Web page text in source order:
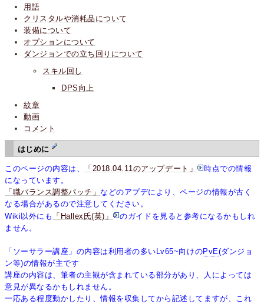
用語
クリスタルや消耗品について
装備について
オプションについて
ダンジョンでの立ち回りについて
スキル回し
DPS向上
紋章
動画
コメント
はじめに
このページの内容は、 「2018.04.11のアップデート」
時点での情報
になっています。
「職バランス調整パッチ」などのアプデにより、ページの情報が古く
なる場合があるので注意してください。
Wiki以外にも 「Hallex氏(英)」
のガイドを見ると参考になるかもしれ
ません。
「ソーサラー講座」の内容は利用者の多いLv65~向けのPvE(ダンジョ
ン等)の情報が主です
講座の内容は、筆者の主観が含まれている部分があり、人によっては
意見が異なるかもしれません。
一応ある程度動かしたり、情報を収集してから記述してますが、これ